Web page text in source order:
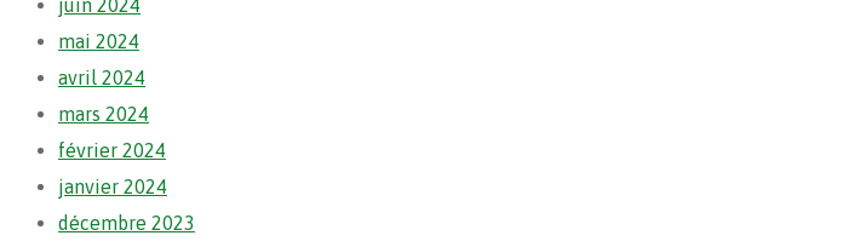
juin 2024
mai 2024
avril 2024
mars 2024
février 2024
janvier 2024
décembre 2023